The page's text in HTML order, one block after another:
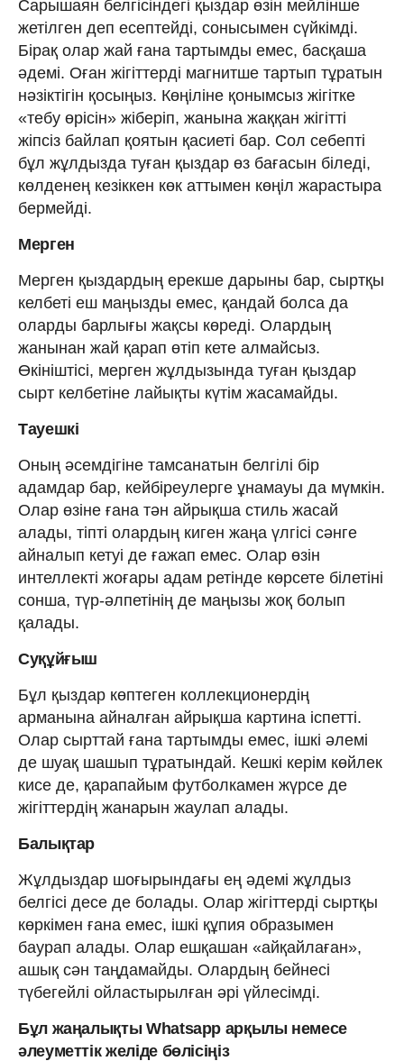
Сарышаян белгісіндегі қыздар өзін мейлінше
жетілген деп есептейді, сонысымен сүйкімді.
Бірақ олар жай ғана тартымды емес, басқаша
әдемі. Оған жігіттерді магнитше тартып тұратын
нәзіктігін қосыңыз. Көңіліне қонымсыз жігітке
«тебу өрісін» жіберіп, жанына жаққан жігітті
жіпсіз байлап қоятын қасиеті бар. Сол себепті
бұл жұлдызда туған қыздар өз бағасын біледі,
көлденең кезіккен көк аттымен көңіл жарастыра
бермейді.
Мерген
Мерген қыздардың ерекше дарыны бар, сыртқы
келбеті еш маңызды емес, қандай болса да
оларды барлығы жақсы көреді. Олардың
жанынан жай қарап өтіп кете алмайсыз.
Өкініштісі, мерген жұлдызында туған қыздар
сырт келбетіне лайықты күтім жасамайды.
Тауешкі
Оның әсемдігіне тамсанатын белгілі бір
адамдар бар, кейбіреулерге ұнамауы да мүмкін.
Олар өзіне ғана тән айрықша стиль жасай
алады, тіпті олардың киген жаңа үлгісі сәнге
айналып кетуі де ғажап емес. Олар өзін
интеллекті жоғары адам ретінде көрсете білетіні
сонша, түр-әлпетінің де маңызы жоқ болып
қалады.
Суқұйғыш
Бұл қыздар көптеген коллекционердің
арманына айналған айрықша картина іспетті.
Олар сырттай ғана тартымды емес, ішкі әлемі
де шуақ шашып тұратындай. Кешкі керім көйлек
кисе де, қарапайым футболкамен жүрсе де
жігіттердің жанарын жаулап алады.
Балықтар
Жұлдыздар шоғырындағы ең әдемі жұлдыз
белгісі десе де болады. Олар жігіттерді сыртқы
көркімен ғана емес, ішкі құпия образымен
баурап алады. Олар ешқашан «айқайлаған»,
ашық сән таңдамайды. Олардың бейнесі
түбегейлі ойластырылған әрі үйлесімді.
Бұл жаңалықты Whatsapp арқылы немесе
әлеуметтік желіде бөлісіңіз